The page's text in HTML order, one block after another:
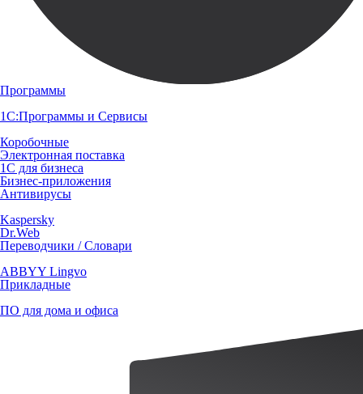
Программы
1С:Программы и Сервисы
Коробочные
Электронная поставка
1С для бизнеса
Бизнес-приложения
Антивирусы
Kaspersky
Dr.Web
Переводчики / Словари
ABBYY Lingvo
Прикладные
ПО для дома и офиса